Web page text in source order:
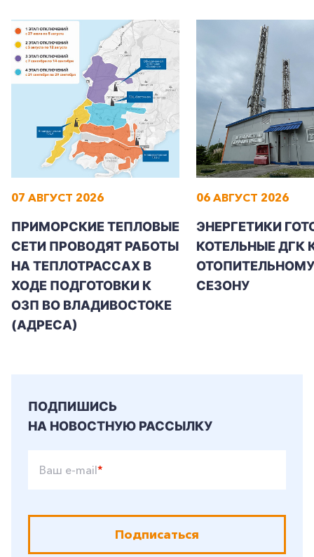
07 АВГУСТ 2026
ПРИМОРСКИЕ ТЕПЛОВЫЕ
СЕТИ ПРОВОДЯТ РАБОТЫ
НА ТЕПЛОТРАССАХ В
ХОДЕ ПОДГОТОВКИ К
ОЗП ВО ВЛАДИВОСТОКЕ
(АДРЕСА)
06 АВГУСТ 2026
ЭНЕРГЕТИКИ
КОТЕЛЬНЫЕ ДГК
ОТОПИТЕЛЬНОМУ
СЕЗОНУ
ПОДПИШИСЬ
НА НОВОСТНУЮ РАССЫЛКУ
Ваш e-mail*
Подписаться